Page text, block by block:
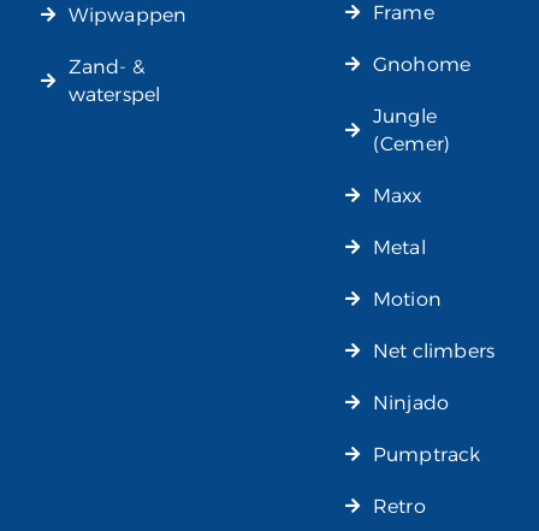
Wipwappen
Zand- &
waterspel
Frame
Gnohome
Jungle
(Cemer)
Maxx
Metal
Motion
Net climbers
Ninjado
Pumptrack
Retro